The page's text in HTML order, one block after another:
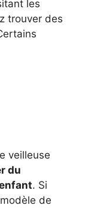
les
trouver des
veilleuse
du
. Si
de